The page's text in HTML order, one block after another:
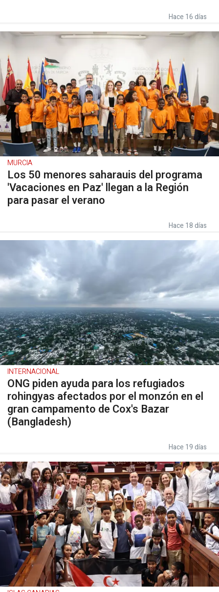
Hace 16 días
MURCIA
Los 50 menores saharauis del programa
'Vacaciones en Paz' llegan a la Región
para pasar el verano
Hace 18 días
INTERNACIONAL
ONG piden ayuda para los refugiados
rohingyas afectados por el monzón en el
gran campamento de Cox's Bazar
(Bangladesh)
Hace 19 días